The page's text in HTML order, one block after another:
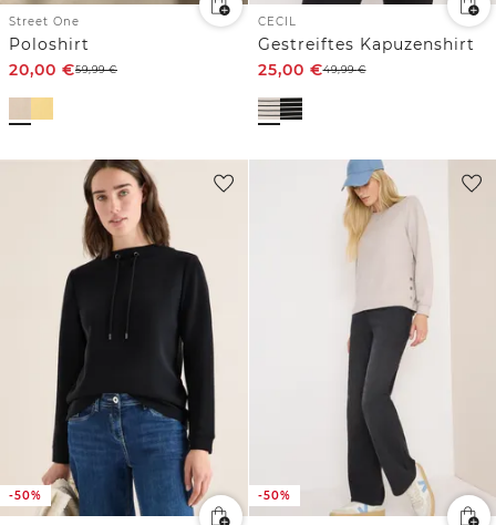
Street One
Poloshirt
20,00 €59,99€
CECIL
Gestreiftes Kapuzenshirt
25,00 €49,99€
-50% -50%